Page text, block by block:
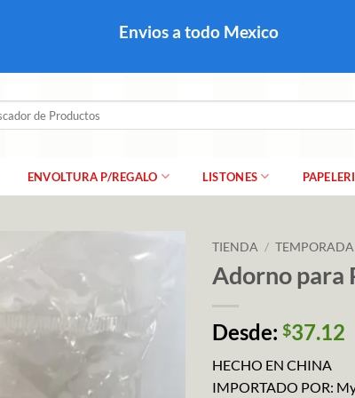
Envios a todo Mexico
ENVOLTURA P/REGALO LISTONES
TIENDA /
Adorno para
Desde: $37.12
HECHO EN CHINA
IMPORTADO POR: